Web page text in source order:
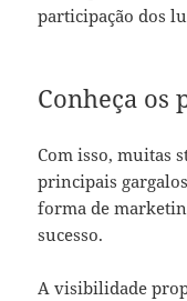
participação dos
Conheça os
Com isso, muitas
principais
forma de
sucesso.
A visibilidade